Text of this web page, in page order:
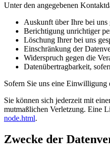
Unter den angegebenen
Auskunft über Ihre bei uns
Berichtigung unrichtiger
Löschung Ihrer bei uns
Einschränkung der
Widerspruch gegen die
Datenübertragbarkeit,
Sofern Sie uns eine
Sie können sich jederzeit mit
mutmaßlichen Verletzung. Eine
node.html.
Zwecke der